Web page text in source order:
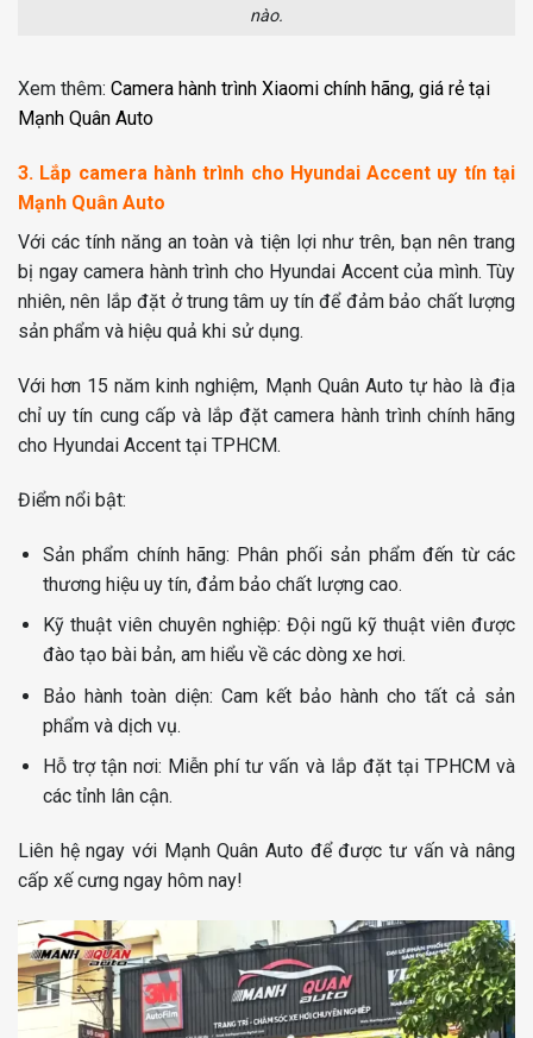
nào.
Xem thêm: Camera hành trình Xiaomi chính hãng, giá rẻ tại
Mạnh Quân Auto
3. Lắp camera hành trình cho Hyundai Accent uy tín tại
Mạnh Quân Auto
Với các tính năng an toàn và tiện lợi như trên, bạn nên trang
bị ngay camera hành trình cho Hyundai Accent của mình. Tùy
nhiên, nên lắp đặt ở trung tâm uy tín để đảm bảo chất lượng
sản phẩm và hiệu quả khi sử dụng.
Với hơn 15 năm kinh nghiệm, Mạnh Quân Auto tự hào là địa
chỉ uy tín cung cấp và lắp đặt camera hành trình chính hãng
cho Hyundai Accent tại TPHCM.
Điểm nổi bật:
Sản phẩm chính hãng: Phân phối sản phẩm đến từ các
thương hiệu uy tín, đảm bảo chất lượng cao.
Kỹ thuật viên chuyên nghiệp: Đội ngũ kỹ thuật viên được
đào tạo bài bản, am hiểu về các dòng xe hơi.
Bảo hành toàn diện: Cam kết bảo hành cho tất cả sản
phẩm và dịch vụ.
Hỗ trợ tận nơi: Miễn phí tư vấn và lắp đặt tại TPHCM và
các tỉnh lân cận.
Liên hệ ngay với Mạnh Quân Auto để được tư vấn và nâng
cấp xế cưng ngay hôm nay!